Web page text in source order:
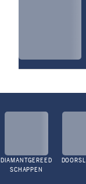
DIAMANTGEREED
SCHAPPEN